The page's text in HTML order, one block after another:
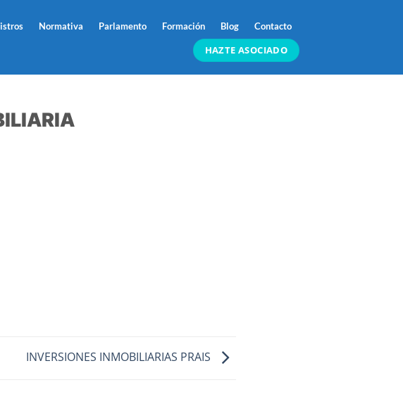
Normativa Parlamento Formación Blog Contacto
HAZTE ASOCIADO
INVERSIONES INMOBILIARIAS PRAIS